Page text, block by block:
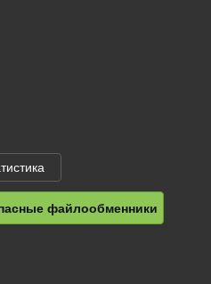
файлообменники